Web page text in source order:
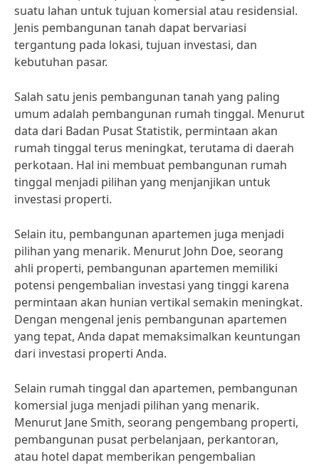
suatu lahan untuk tujuan komersial atau residensial.
Jenis pembangunan tanah dapat bervariasi
tergantung pada lokasi, tujuan investasi, dan
kebutuhan pasar.
Salah satu jenis pembangunan tanah yang paling
umum adalah pembangunan rumah tinggal. Menurut
data dari Badan Pusat Statistik, permintaan akan
rumah tinggal terus meningkat, terutama di daerah
perkotaan. Hal ini membuat pembangunan rumah
tinggal menjadi pilihan yang menjanjikan untuk
investasi properti.
Selain itu, pembangunan apartemen juga menjadi
pilihan yang menarik. Menurut John Doe, seorang
ahli properti, pembangunan apartemen memiliki
potensi pengembalian investasi yang tinggi karena
permintaan akan hunian vertikal semakin meningkat.
Dengan mengenal jenis pembangunan apartemen
yang tepat, Anda dapat memaksimalkan keuntungan
dari investasi properti Anda.
Selain rumah tinggal dan apartemen, pembangunan
komersial juga menjadi pilihan yang menarik.
Menurut Jane Smith, seorang pengembang properti,
pembangunan pusat perbelanjaan, perkantoran,
atau hotel dapat memberikan pengembalian